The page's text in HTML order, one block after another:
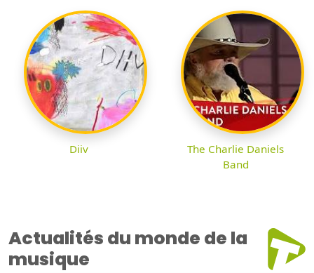
Diiv
The Charlie Daniels
Band
Actualités du monde de la
musique